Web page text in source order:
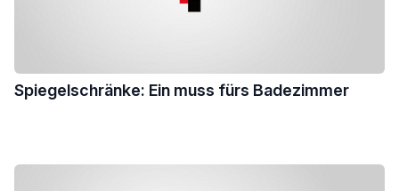
Spiegelschränke: Ein muss fürs Badezimmer